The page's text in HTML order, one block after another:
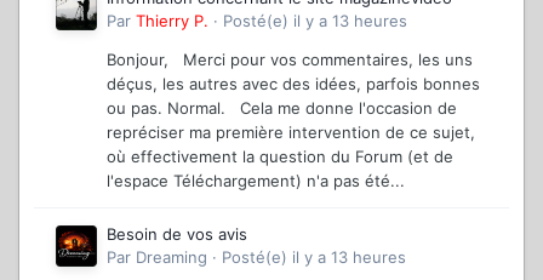
Par Thierry P. · Posté(e) il y a 13 heures
Bonjour, Merci pour vos commentaires, les uns
déçus, les autres avec des idées, parfois bonnes
ou pas. Normal. Cela me donne l'occasion de
repréciser ma première intervention de ce sujet,
où effectivement la question du Forum (et de
l'espace Téléchargement) n'a pas été...
Besoin de vos avis
Par Dreaming · Posté(e) il y a 13 heures